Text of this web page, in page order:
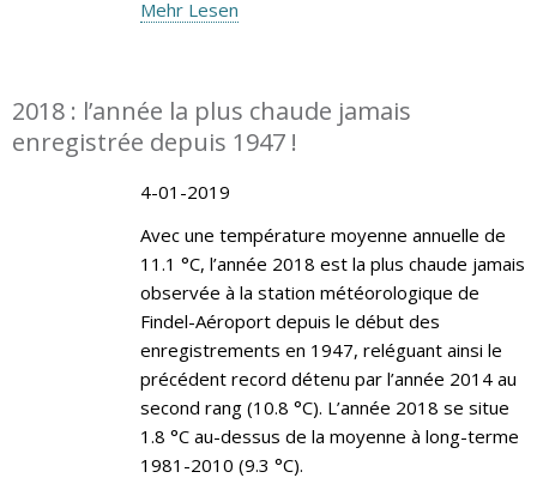
Mehr Lesen
2018 : l’année la plus chaude jamais
enregistrée depuis 1947 !
4-01-2019
Avec une température moyenne annuelle de
11.1 °C, l’année 2018 est la plus chaude jamais
observée à la station météorologique de
Findel-Aéroport depuis le début des
enregistrements en 1947, reléguant ainsi le
précédent record détenu par l’année 2014 au
second rang (10.8 °C). L’année 2018 se situe
1.8 °C au-dessus de la moyenne à long-terme
1981-2010 (9.3 °C).